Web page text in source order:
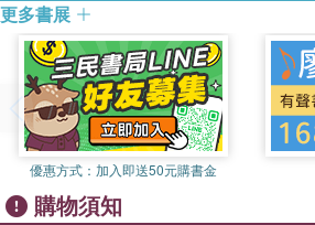
更多書展
優惠方式： 加入即送50元購書金
購物須知